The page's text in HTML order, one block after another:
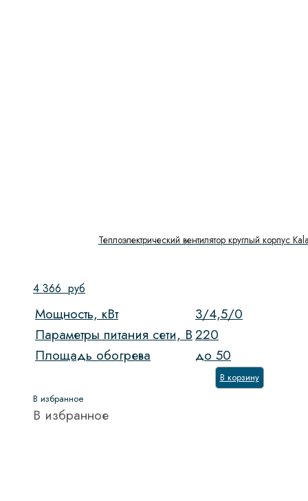
Теплоэлектрический вентилятор круглый корпус
4 366 руб
Мощность, кВт
3/4,5/0
Параметры питания сети, В220
Площадь обогрева
до 50
В корзину
В избранное
В избранное